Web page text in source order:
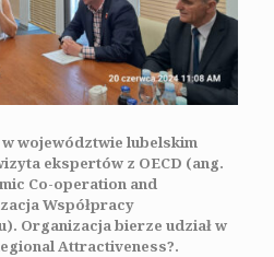
w województwie lubelskim
ekspertów z OECD (ang.
Co-operation and
Współpracy
Organizacja bierze udział w
Attractiveness?.